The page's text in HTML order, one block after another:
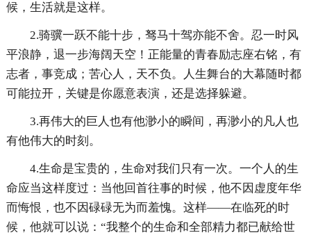
候，生活就是这样。
2.骑骥一跃不能十步，驽马十驾亦能不舍。忍一时风
平浪静，退一步海阔天空！正能量的青春励志座右铭，有
志者，事竞成；苦心人，天不负。人生舞台的大幕随时都
可能拉开，关键是你愿意表演，还是选择躲避。
3.再伟大的巨人也有他渺小的瞬间，再渺小的凡人也
有他伟大的时刻。
4.生命是宝贵的，生命对我们只有一次。一个人的生
命应当这样度过：当他回首往事的时候，他不因虚度年华
而悔恨，也不因碌碌无为而羞愧。这样——在临死的时
候，他就可以说：“我整个的生命和全部精力都已献给世